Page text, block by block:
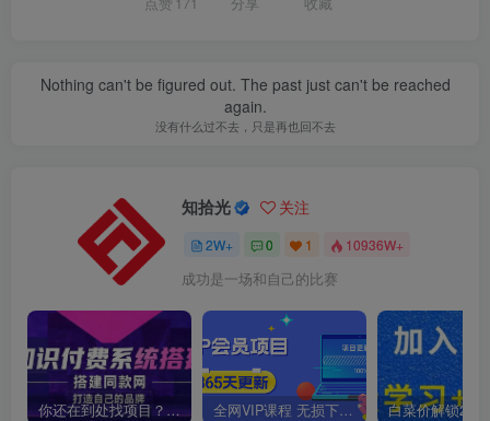
Nothing can't be figured out. The past just can't be reached
again.
没有什么过不去，只是再也回不去
知拾光 关注
2W+ 0 1 10936W+
成功是一场和自己的比赛
你还在到处找项目？还在当韭菜？我靠卖项目一个月收入5万+，曾经我也是个失败者。 全网VIP课程 无损下载~